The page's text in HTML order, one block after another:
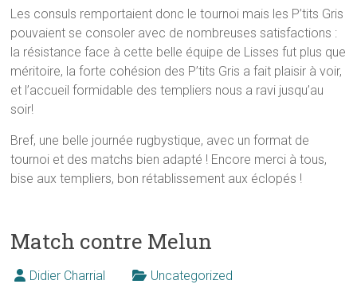
Les consuls remportaient donc le tournoi mais les P’tits Gris
pouvaient se consoler avec de nombreuses satisfactions :
la résistance face à cette belle équipe de Lisses fut plus que
méritoire, la forte cohésion des P’tits Gris a fait plaisir à voir,
et l’accueil formidable des templiers nous a ravi jusqu’au
soir!
Bref, une belle journée rugbystique, avec un format de
tournoi et des matchs bien adapté ! Encore merci à tous,
bise aux templiers, bon rétablissement aux éclopés !
Match contre Melun
Didier Charrial Uncategorized